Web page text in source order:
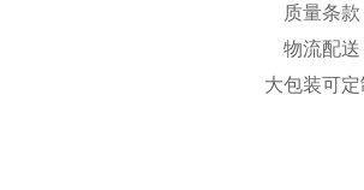
质量条款
物流配送
大包装可